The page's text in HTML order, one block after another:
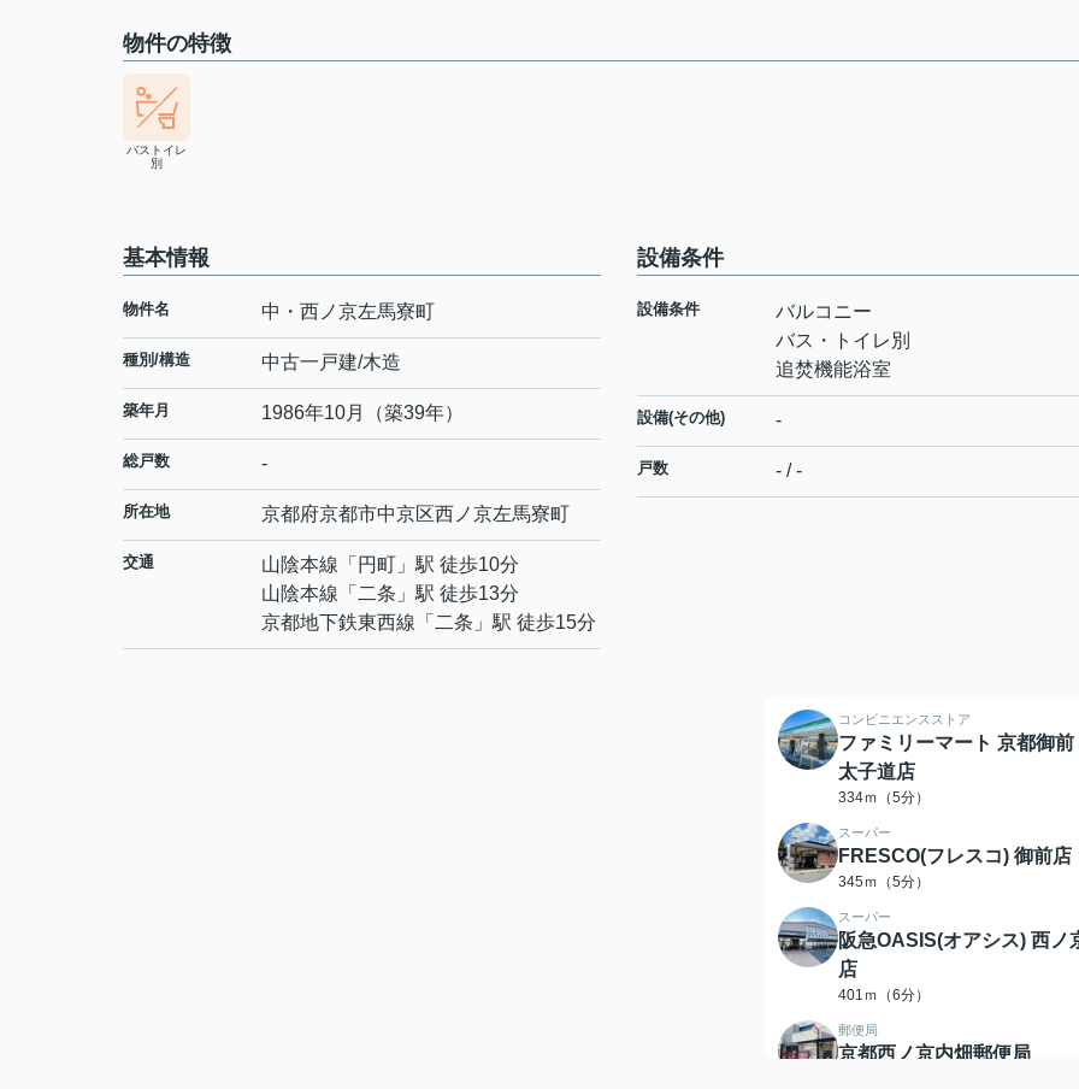
物件の特徴
バストイレ
別
基本情報
物件名 中・西ノ京左馬寮町
種別/構造 中古一戸建/木造
築年月 1986年10月（築39年）
総戸数 -
所在地 京都府京都市中京区西ノ京左馬寮町
交通 山陰本線 「 円町 」駅 徒歩10分
山陰本線 「 二条 」駅 徒歩13分
京都地下鉄東西線 「 二条 」駅 徒歩15分
設備条件
設備条件
バルコニー
バス・トイレ別
追焚機能浴室
設備(その他) -
戸数 - / -
コンビニエンスストア
ファミリーマート 京都御前
太子道店
334ｍ（5分）
スーパー
FRESCO(フレスコ) 御前店
345ｍ（5分）
スーパー
阪急OASIS(オアシス) 西ノ
店
401ｍ（6分）
郵便局
京都西ノ京内畑郵便局